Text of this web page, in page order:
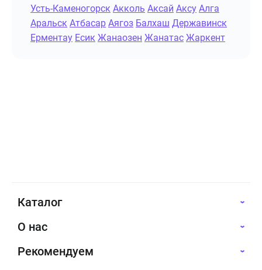
Усть-Каменогорск Акколь Аксай Аксу Алга
Аральск Атбасар Аягоз Балхаш Державинск
Ерментау Есик Жанаозен Жанатас Жаркент
Каталог
О нас
Рекомендуем